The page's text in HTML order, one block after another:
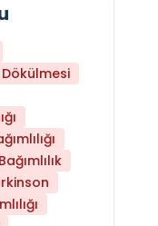
Yaşlanmayı